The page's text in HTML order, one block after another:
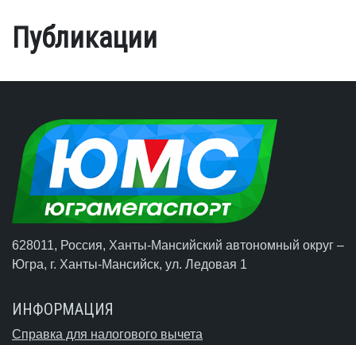
Публикации
628011, Россия, Ханты-Мансийский автономный округ –
Югра, г. Ханты-Мансийск, ул. Ледовая 1
ИНФОРМАЦИЯ
Справка для налогового вычета